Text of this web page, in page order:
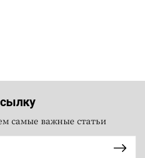
самые важные статьи